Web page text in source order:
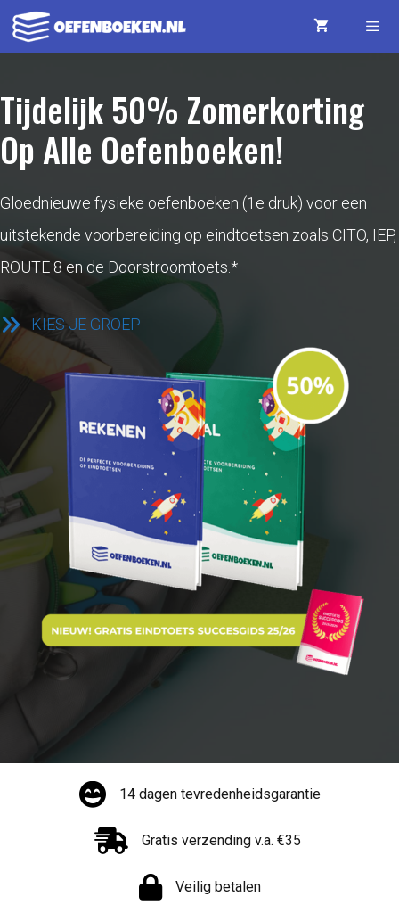
Ga
naar
inhoud
Tijdelijk 50% Zomerkorting
Op Alle Oefenboeken!
Gloednieuwe fysieke oefenboeken (1e druk) voor een
uitstekende voorbereiding op eindtoetsen zoals CITO, IEP,
ROUTE 8 en de Doorstroomtoets.*
KIES JE GROEP
14 dagen tevredenheidsgarantie
Gratis verzending v.a. €35
Veilig betalen